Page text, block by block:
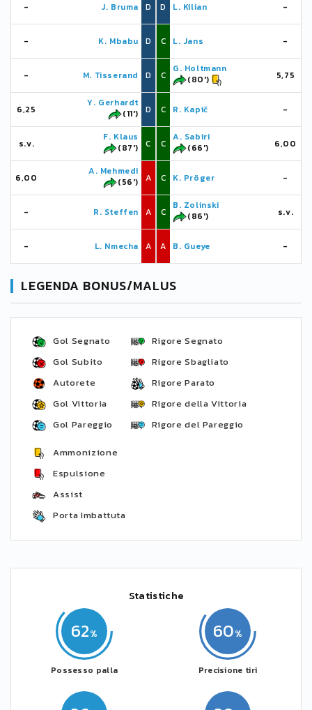
- J. Bruma D
- K. Mbabu D
- M. Tisserand D
6,25
Y. Gerhardt
(11')
D
s.v.
F. Klaus
(87')
C
6,00
A. Mehmedi
(56')
A
- R. Steffen A
- L. Nmecha A
D L. Kilian -
C L. Jans -
C
G. Holtmann
(80')
5,75
C R. Kapič -
C
A. Sabiri
(66')
6,00
C K. Pröger -
C
B. Zolinski
(86')
s.v.
A B. Gueye -
LEGENDA BONUS/MALUS
Gol Segnato
Gol Subito
Autorete
Gol Vittoria
Gol Pareggio
Rigore Segnato
Rigore Sbagliato
Rigore Parato
Rigore della Vittoria
Rigore del Pareggio
Ammonizione
Espulsione
Assist
Porta Imbattuta
Statistiche
62
Possesso palla
60
Precisione tiri